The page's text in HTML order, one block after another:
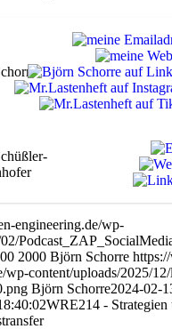
engineering.de/wp-
2000 Björn Schorre
wp-content/uploads/2025/
Björn Schorre2024-02-
WRE214 - Strategien